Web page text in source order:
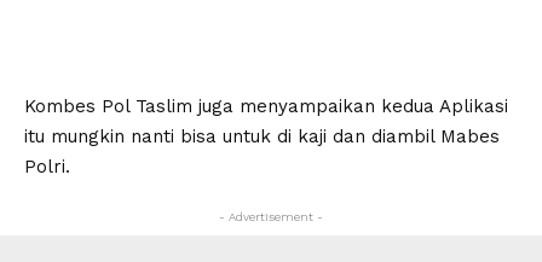
Kombes Pol Taslim juga menyampaikan kedua Aplikasi
itu mungkin nanti bisa untuk di kaji dan diambil Mabes
Polri.
- Advertisement -